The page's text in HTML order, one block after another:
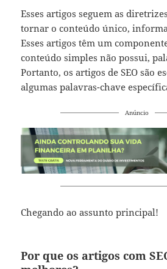
Esses artigos seguem as
tornar o conteúdo único,
Esses artigos têm um
conteúdo simples não possui,
Portanto, os artigos de SEO são
algumas palavras-chave
Anúncio
Chegando ao assunto principal!
Por que os artigos com